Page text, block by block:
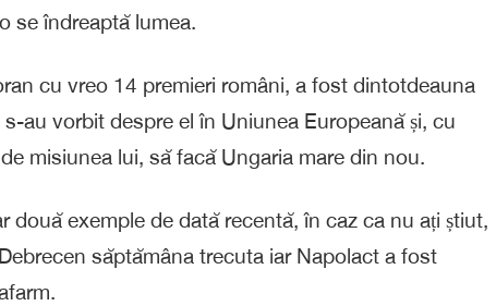
se îndreaptă lumea.
cu vreo 14 premieri români, a fost dintotdeauna
au vorbit despre el în Uniunea Europeană și, cu
misiunea lui, să facă Ungaria mare din nou.
două exemple de dată recentă, în caz ca nu ați știut,
săptămâna trecuta iar Napolact a fost